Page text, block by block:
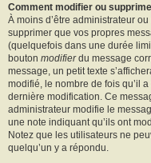
Comment modifier ou
À moins d’être administrateur
supprimer que vos propres
(quelquefois dans une durée
bouton modifierdu message
message, un petit texte
modifié, le nombre de fois qu’il
dernière modification. Ce
administrateur modifie le
une note indiquant qu’ils ont
Notez que les utilisateurs ne
quelqu’un y a répondu.